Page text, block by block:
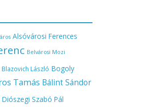
Alsóvárosi Ferences
Belvárosi Mozi
Blazovich László Bogoly
Tamás Bálint Sándor
Diószegi Szabó Pál